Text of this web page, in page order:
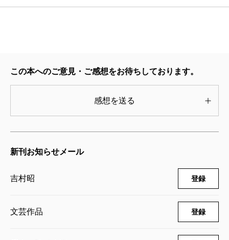
この本へのご意見・ご感想をお待ちしております。
感想を送る
新刊お知らせメール
吉村昭 登録
文芸作品 登録